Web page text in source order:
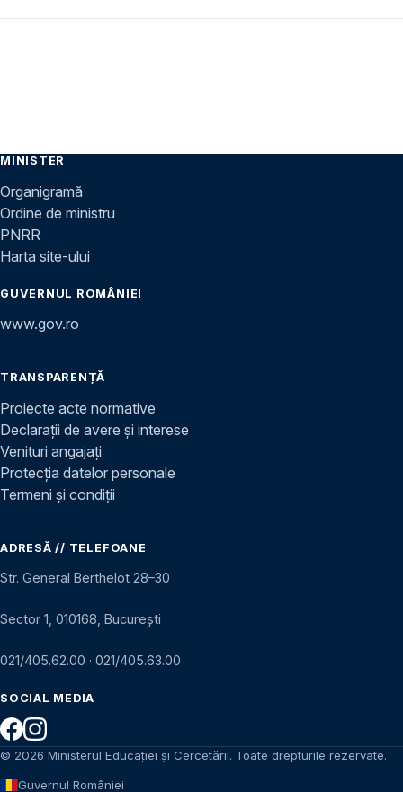
MINISTER
Organigramă
Ordine de ministru
PNRR
Harta site-ului
GUVERNUL ROMÂNIEI
www.gov.ro
TRANSPARENȚĂ
Proiecte acte normative
Declarații de avere și interese
Venituri angajați
Protecția datelor personale
Termeni și condiții
ADRESĂ // TELEFOANE
Str. General Berthelot 28–30
Sector 1, 010168, București
021/405.62.00 · 021/405.63.00
SOCIAL MEDIA
© 2026 Ministerul Educației și Cercetării. Toate drepturile rezervate.
Guvernul României